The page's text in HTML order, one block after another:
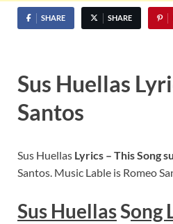
SHARE SHARE
Sus Huellas
Santos
Sus Huellas Lyrics – This Song
Santos. Music Lable is Romeo
Sus HuellasSong